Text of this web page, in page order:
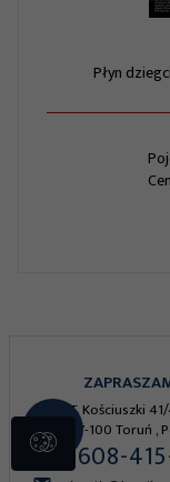
Płyn
608-
T. Kościuszki
87-100Toruń ,